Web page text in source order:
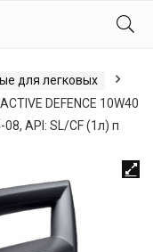
для легковых
DEFENCE 10W40
API: SL/CF (1л) п